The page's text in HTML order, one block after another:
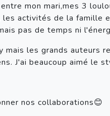
mon mari,mes 3
activités de la
pas de temps ni
les grands auteurs
J'ai beaucoup aimé le
nos collaborations😊